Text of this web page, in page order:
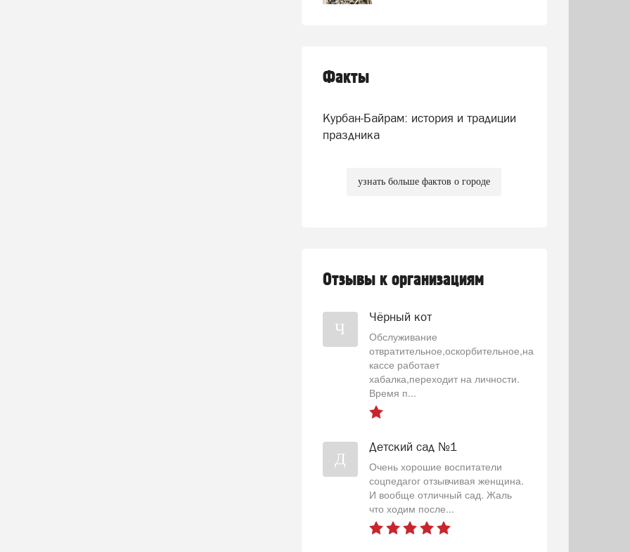
Латвию
Факты
Курбан-Байрам: история и традиции
праздника
узнать больше фактов о городе
Отзывы к организациям
Ч
Чёрный кот
Обслуживание
отвратительное,оскорбительное,на
кассе работает
хабалка,переходит на личности.
Время п...
Д
Детский сад №1
Очень хорошие воспитатели
соцпедагог отзывчивая женщина.
И вообще отличный сад. Жаль
что ходим после...